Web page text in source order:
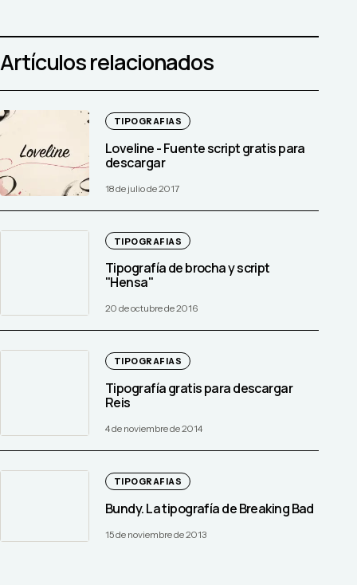
Artículos relacionados
TIPOGRAFIAS
Loveline - Fuente script gratis para
descargar
18 de julio de 2017
TIPOGRAFIAS
Tipografía de brocha y script
"Hensa"
20 de octubre de 2016
TIPOGRAFIAS
Tipografía gratis para descargar
Reis
4 de noviembre de 2014
TIPOGRAFIAS
Bundy. La tipografía de Breaking Bad
15 de noviembre de 2013